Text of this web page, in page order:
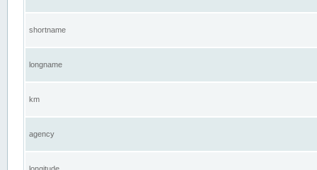
shortname
longname
km
agency